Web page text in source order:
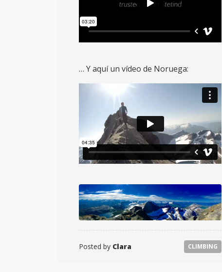
… Y aquí un vídeo de Noruega:
Posted by Clara CLIMBING